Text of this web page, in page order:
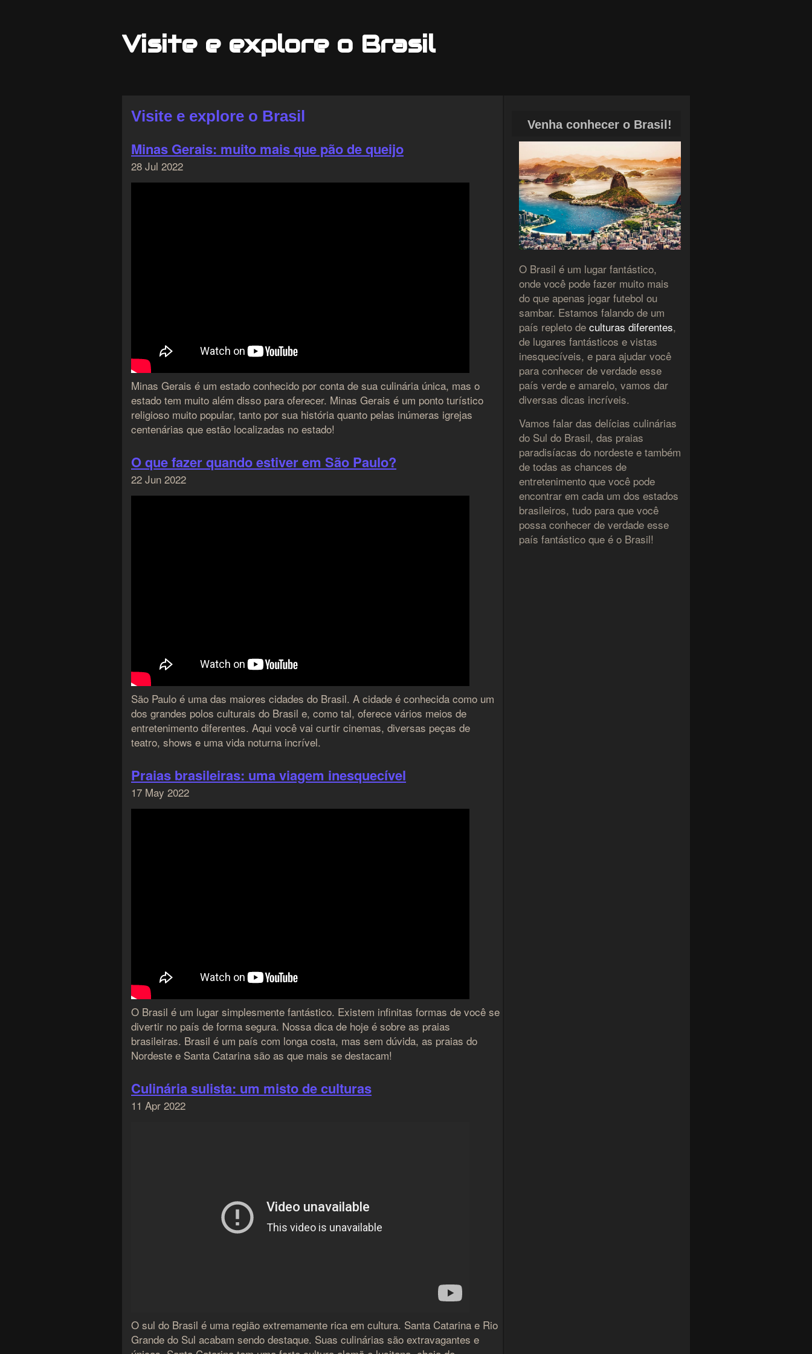
Visite e explore o Brasil
Visite e explore o Brasil
Minas Gerais: muito mais que pão de queijo
28 Jul 2022
Minas Gerais é um estado conhecido por conta de sua culinária única, mas o
estado tem muito além disso para oferecer. Minas Gerais é um ponto turístico
religioso muito popular, tanto por sua história quanto pelas inúmeras igrejas
centenárias que estão localizadas no estado!
O que fazer quando estiver em São Paulo?
22 Jun 2022
São Paulo é uma das maiores cidades do Brasil. A cidade é conhecida como um
dos grandes polos culturais do Brasil e, como tal, oferece vários meios de
entretenimento diferentes. Aqui você vai curtir cinemas, diversas peças de
teatro, shows e uma vida noturna incrível.
Praias brasileiras: uma viagem inesquecível
17 May 2022
O Brasil é um lugar simplesmente fantástico. Existem infinitas formas de você se
divertir no país de forma segura. Nossa dica de hoje é sobre as praias
brasileiras. Brasil é um país com longa costa, mas sem dúvida, as praias do
Nordeste e Santa Catarina são as que mais se destacam!
Culinária sulista: um misto de culturas
11 Apr 2022
O sul do Brasil é uma região extremamente rica em cultura. Santa Catarina e Rio
Grande do Sul acabam sendo destaque. Suas culinárias são extravagantes e
Venha conhecer o Brasil!
O Brasil é um lugar fantástico,
onde você pode fazer muito mais
do que apenas jogar futebol ou
sambar. Estamos falando de um
país repleto de culturas diferentes,
de lugares fantásticos e vistas
inesquecíveis, e para ajudar você
para conhecer de verdade esse
país verde e amarelo, vamos dar
diversas dicas incríveis.
Vamos falar das delícias culinárias
do Sul do Brasil, das praias
paradisíacas do nordeste e também
de todas as chances de
entretenimento que você pode
encontrar em cada um dos estados
brasileiros, tudo para que você
possa conhecer de verdade esse
país fantástico que é o Brasil!